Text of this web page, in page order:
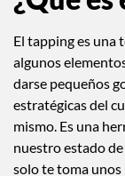
¿Qué es
El tapping es una
algunos
darse pequeños
estratégicas del
mismo. Es una
nuestro estado de